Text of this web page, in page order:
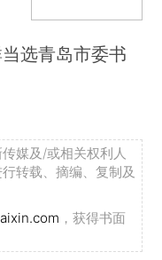
选青岛市委书
媒及/或相关权利人
转载、摘编、复制及
，获得书面